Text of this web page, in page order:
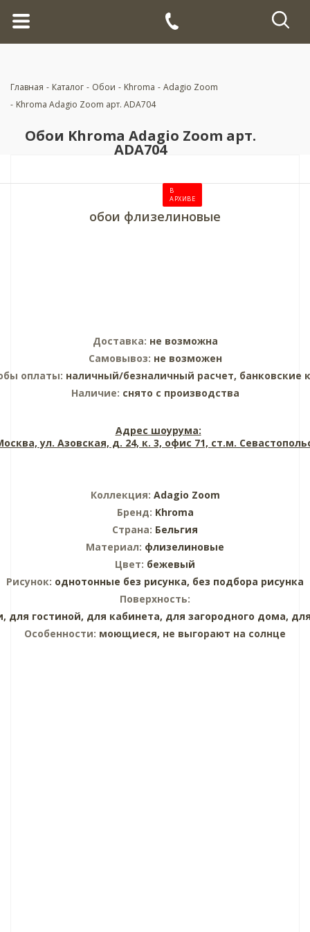
Главная - Каталог - Обои - Khroma - Adagio Zoom
- Khroma Adagio Zoom арт. ADA704
Обои Khroma Adagio Zoom арт.
ADA704
В
АРХИВЕ
обои флизелиновые
Доставка: не возможна
Самовывоз: не возможен
оплаты: наличный/безналичный расчет, банковские
Наличие: снято с производства
Адрес шоурума:
ул. Азовская, д. 24, к. 3, офис 71, ст.м.
Коллекция: Adagio Zoom
Бренд: Khroma
Страна: Бельгия
Материал: флизелиновые
Цвет: бежевый
Рисунок: однотонные без рисунка, без подбора рисунка
Поверхность:
для гостиной, для кабинета, для загородного дома,
Особенности: моющиеся, не выгорают на солнце